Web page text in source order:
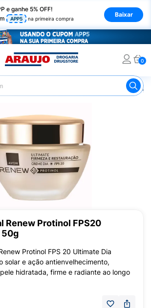
e ganhe 5% OFF!
APP5 na primeira compra
Baixar
0
e Cuidados Cuidados com o Rosto
Renew Protinol FPS20
50g
Protinol FPS 20 Ultimate Dia
solar e ação antienvelhecimento,
hidratada, firme e radiante ao longo